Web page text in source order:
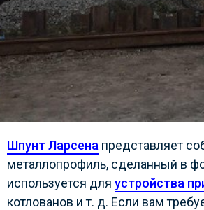
Шпунт Ларсена представляет
металлопрофиль, сделанный в
используется для устройства
котлованов и т. д. Если вам